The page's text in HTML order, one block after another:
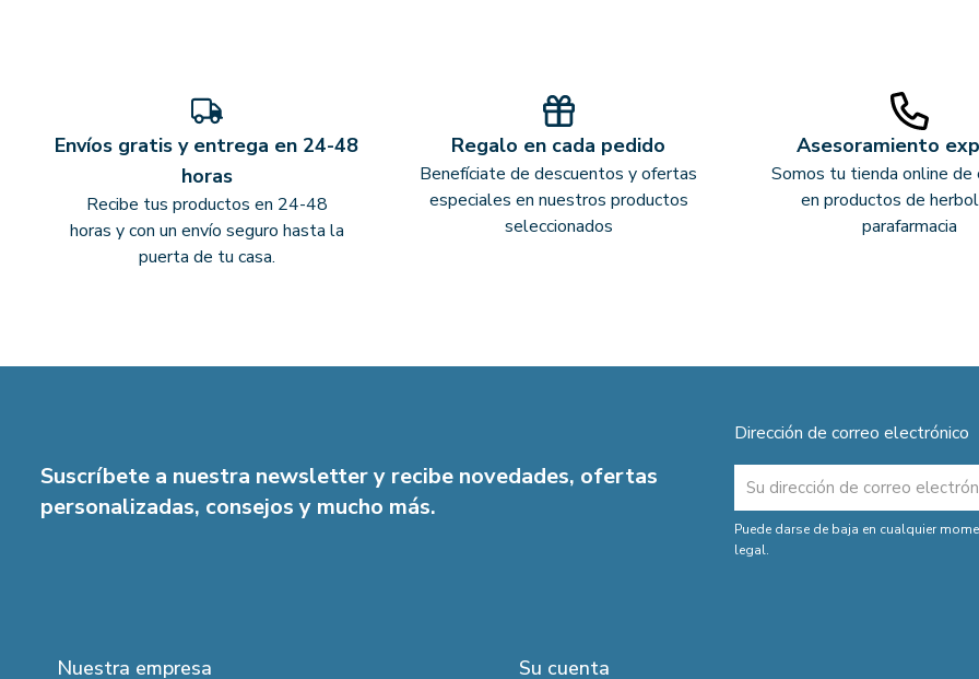
Envíos gratis y entrega en 24-48
horas
Recibe tus productos en 24-48
horas y con un envío seguro hasta la
puerta de tu casa.
Regalo en cada pedido
Benefíciate de descuentos y ofertas
especiales en nuestros productos
seleccionados
Asesoramiento
Somos tu tienda online de
en productos de
parafarmacia
Suscríbete a nuestra newsletter y recibe novedades, ofertas
personalizadas, consejos y mucho más.
Dirección de correo electrónico
Puede darse de baja en cualquier
legal.
Nuestra empresa Su cuenta